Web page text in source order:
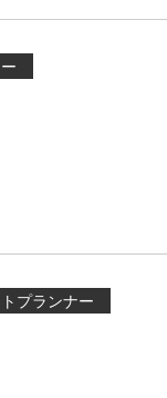
プランナー